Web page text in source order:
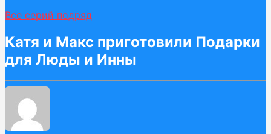
Все серий подряд
Катя и Макс приготовили Подарки
для Люды и Инны